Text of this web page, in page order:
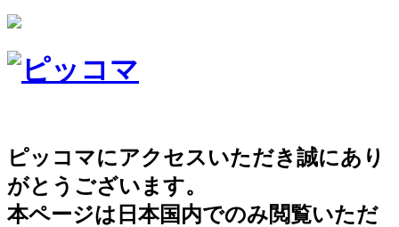
ピッコマにアクセスいただき誠にあり
がとうございます。
本ページは日本国内でのみ閲覧いただ